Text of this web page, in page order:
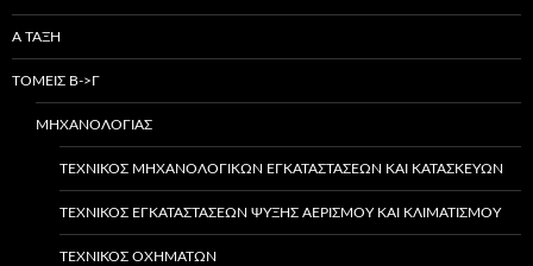
Α ΤΑΞΗ
ΤΟΜΕΙΣ Β->Γ
ΜΗΧΑΝΟΛΟΓΙΑΣ
ΤΕΧΝΙΚΌΣ ΜΗΧΑΝΟΛΟΓΙΚΏΝ ΕΓΚΑΤΑΣΤΆΣΕΩΝ ΚΑΙ ΚΑΤΑΣΚΕΥΏΝ
ΤΕΧΝΙΚΌΣ ΕΓΚΑΤΑΣΤΆΣΕΩΝ ΨΎΞΗΣ ΑΕΡΙΣΜΟΎ ΚΑΙ ΚΛΙΜΑΤΙΣΜΟΎ
ΤΕΧΝΙΚΌΣ ΟΧΗΜΆΤΩΝ